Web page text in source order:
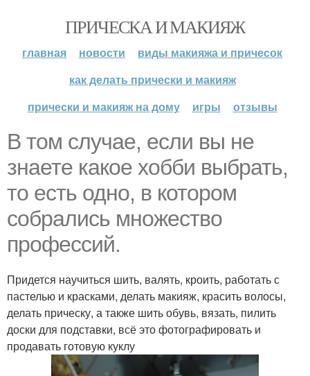
ПРИЧЕСКА И МАКИЯЖ
главная новости
виды макияжа и причесок
как делать прически и макияж
прически и макияж на дому
игры отзывы
В том случае, если вы не
знаете какое хобби выбрать,
то есть одно, в котором
собрались множество
профессий.
Придется научиться шить, валять, кроить, работать с
пастелью и красками, делать макияж, красить волосы,
делать прическу, а также шить обувь, вязать, пилить
доски для подставки, всё это фотографировать и
продавать готовую куклу